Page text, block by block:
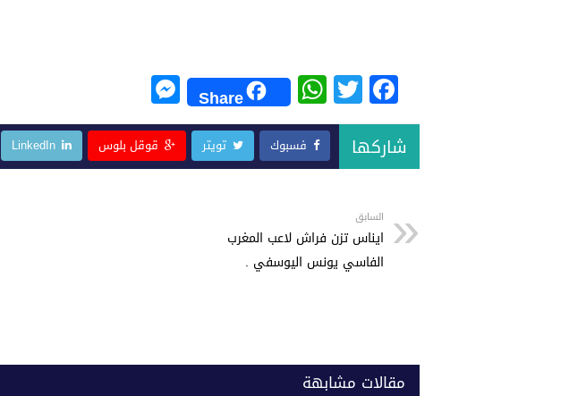
F
a
c
e
b
o
o
T
wi
tt
er
W
h
at
s
p
p
Share
e
ss
e
شاركها فسبوك تويتر قوقل بلوس LinkedIn
السابق
ايناس تزن فراش لاعب المغرب
الفاسي يونس اليوسفي .
مقالات مشابهة